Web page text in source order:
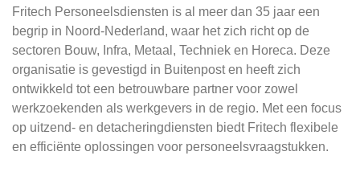
Fritech Personeelsdiensten is al meer dan 35 jaar een
begrip in Noord-Nederland, waar het zich richt op de
sectoren Bouw, Infra, Metaal, Techniek en Horeca. Deze
organisatie is gevestigd in Buitenpost en heeft zich
ontwikkeld tot een betrouwbare partner voor zowel
werkzoekenden als werkgevers in de regio. Met een focus
op uitzend- en detacheringdiensten biedt Fritech flexibele
en efficiënte oplossingen voor personeelsvraagstukken.